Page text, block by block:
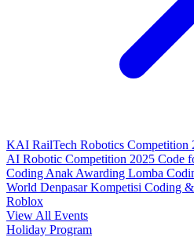
KAI RailTech Robotics Competition
AI Robotic Competition 2025 Code
Coding Anak Awarding Lomba
World DenpasarKompetisi Coding
Roblox
View All Events
Holiday Program